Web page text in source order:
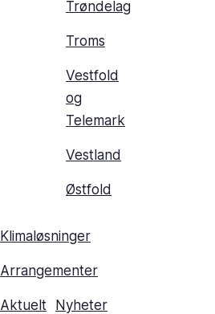
Trøndelag
Troms
Vestfold
og
Telemark
Vestland
Østfold
Klimaløsninger
Arrangementer
Aktuelt Nyheter